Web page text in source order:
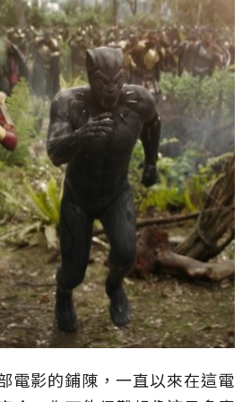
電影的鋪陳，一直以來在這電